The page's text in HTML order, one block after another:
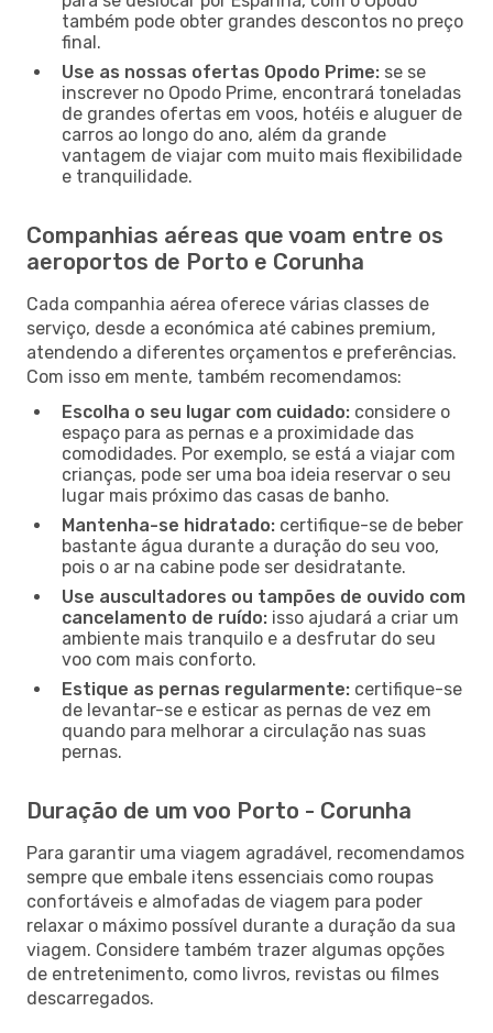
também pode obter grandes descontos no preço
final.
Use as nossas ofertas Opodo Prime: se se
inscrever no Opodo Prime, encontrará toneladas
de grandes ofertas em voos, hotéis e aluguer de
carros ao longo do ano, além da grande
vantagem de viajar com muito mais flexibilidade
e tranquilidade.
Companhias aéreas que voam entre os
aeroportos de Porto e Corunha
Cada companhia aérea oferece várias classes de
serviço, desde a económica até cabines premium,
atendendo a diferentes orçamentos e preferências.
Com isso em mente, também recomendamos:
Escolha o seu lugar com cuidado: considere o
espaço para as pernas e a proximidade das
comodidades. Por exemplo, se está a viajar com
crianças, pode ser uma boa ideia reservar o seu
lugar mais próximo das casas de banho.
Mantenha-se hidratado: certifique-se de beber
bastante água durante a duração do seu voo,
pois o ar na cabine pode ser desidratante.
Use auscultadores ou tampões de ouvido com
cancelamento de ruído: isso ajudará a criar um
ambiente mais tranquilo e a desfrutar do seu
voo com mais conforto.
Estique as pernas regularmente: certifique-se
de levantar-se e esticar as pernas de vez em
quando para melhorar a circulação nas suas
pernas.
Duração de um voo Porto - Corunha
Para garantir uma viagem agradável, recomendamos
sempre que embale itens essenciais como roupas
confortáveis e almofadas de viagem para poder
relaxar o máximo possível durante a duração da sua
viagem. Considere também trazer algumas opções
de entretenimento, como livros, revistas ou filmes
descarregados.